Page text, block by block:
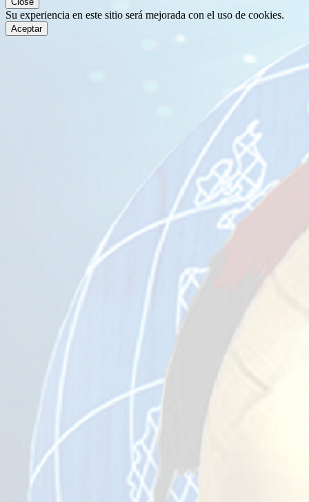
Su experiencia en este sitio será mejorada con el uso de cookies.
Aceptar